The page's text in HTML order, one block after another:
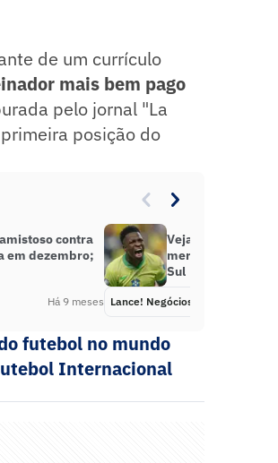
de um currículo
mais bem pago
pelo jornal "La
posição do
contra
em dezembro;
Há 9 meses
Veja o abismo nos
mercado entre
Sul
Lance! Negócios
futebol no mundo
Internacional